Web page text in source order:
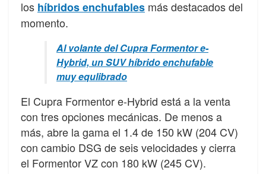
los híbridos enchufables más destacados del
momento.
Al volante del Cupra Formentor e-
Hybrid, un SUV híbrido enchufable
muy equlibrado
El Cupra Formentor e-Hybrid está a la venta
con tres opciones mecánicas. De menos a
más, abre la gama el 1.4 de 150 kW (204 CV)
con cambio DSG de seis velocidades y cierra
el Formentor VZ con 180 kW (245 CV).